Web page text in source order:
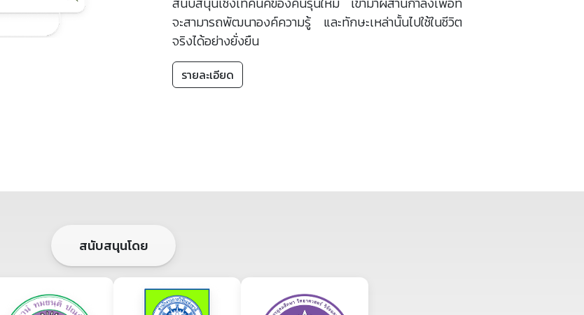
fullscreen
จะสามารถพัฒนาองค์ความรู้ และทักษะเหล่านั้นไปใช้ในชีวิต
จริงได้อย่างยั่งยืน
รายละเอียด
สนับสนุนโดย